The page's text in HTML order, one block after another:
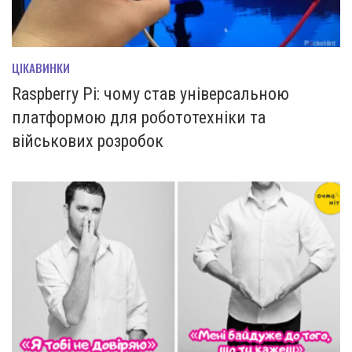
ЦІКАВИНКИ
Raspberry Pi: чому став універсальною
платформою для робототехніки та
військових розробок